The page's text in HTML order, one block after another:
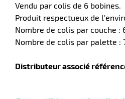
Vendu par colis de 6 bobines.
Produit respectueux de
Nombre de colis par couche :
Nombre de colis par palette :
Distributeur associé